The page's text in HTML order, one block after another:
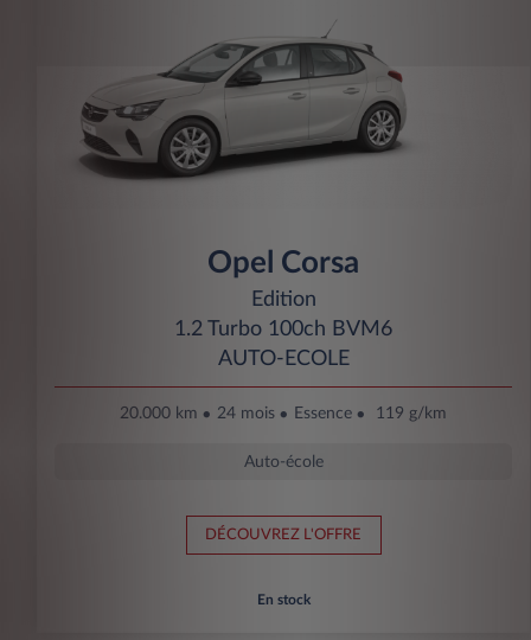
Opel Corsa
Edition
1.2 Turbo 100ch BVM6
AUTO-ECOLE
20.000 km 24 mois Essence 119 g/km
Auto-école
DÉCOUVREZ L'OFFRE
En stock